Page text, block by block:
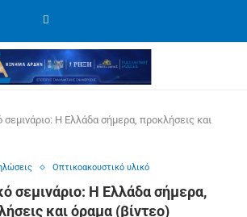
σεμινάριο: Η Ελλάδα σήμερα, προκλήσεις και
Οπτικοακουστικό υλικό
σεμινάριο: Η Ελλάδα σήμερα,
και όραμα (βίντεο)